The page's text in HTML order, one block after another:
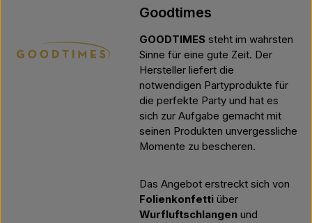
Goodtimes
GOODTIMES steht im wahrsten
Sinne für eine gute Zeit. Der
Hersteller liefert die
notwendigen Partyprodukte für
die perfekte Party und hat es
sich zur Aufgabe gemacht mit
seinen Produkten unvergessliche
Momente zu bescheren.
Das Angebot erstreckt sich von
Folienkonfetti über
Wurfluftschlangen und